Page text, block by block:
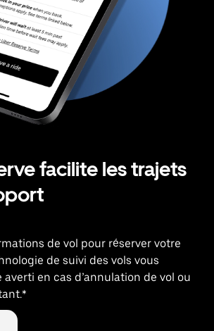
facilite les trajets
de vol pour réserver votre
de suivi des vols vous
averti en cas d’annulation de vol ou